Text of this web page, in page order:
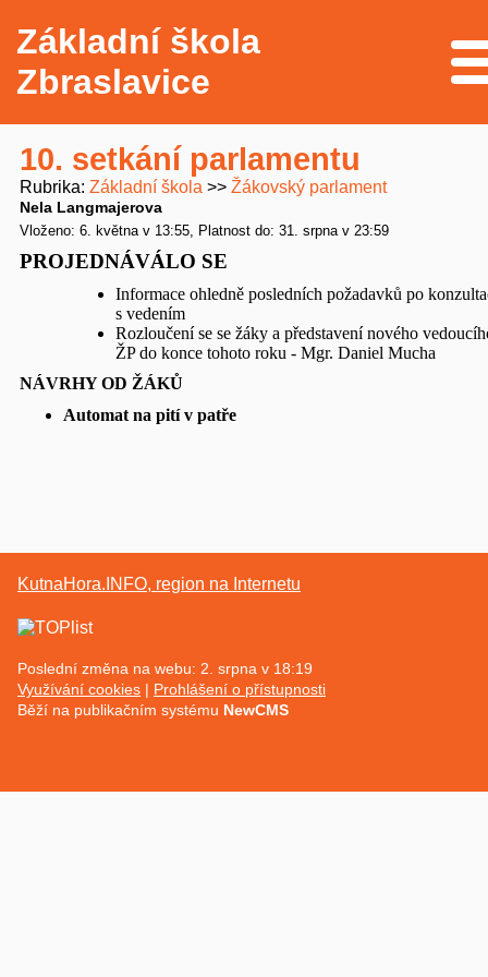
Základní škola
Zbraslavice
10. setkání parlamentu
Rubrika Základní škola Žákovský parlament
Nela Langmajerova
Vloženo: 6. května v 13:55 Platnost do: 31. srpna v 23:59
PROJEDNÁVÁLO SE
Informace ohledně posledních požadavků po
s vedením
Rozloučení se se žáky a představení nového
ŽP do konce tohoto roku - Mgr. Daniel Mucha
NÁVRHY OD ŽÁKŮ
Automat na pití v patře
KutnaHora.INFO, region na Internetu
Poslední změna na webu: 2. srpna v 18:19
Využívání cookies
Prohlášení o přístupnosti
Běží na publikačním systému NewCMS